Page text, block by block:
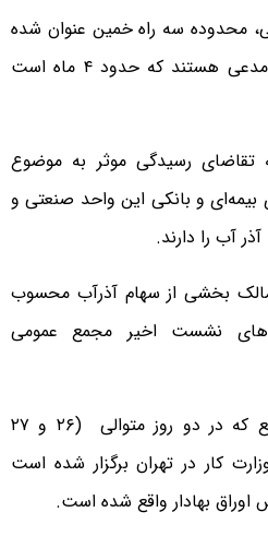
محدوده سه راه خمین عنوان شده
است و کارگران حاضر در آن مدعی هستند که حدود ۴ ماه است
تقاضای رسیدگی موثر به موضوع
و بانکی این واحد صنعتی و
آب را دارند.
بخشی از سهام آذرآب محسوب
نشست اخیر مجمع عمومی
از قرار معلوم نتایج این مجمع که در دو روز متوالی (۲۶ و ۲۷
کار در تهران برگزار شده است
اوراق بهادار واقع شده است.